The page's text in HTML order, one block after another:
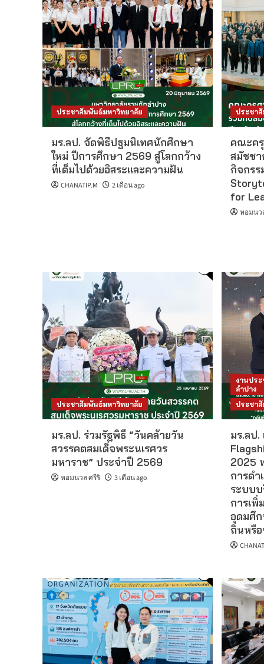
ประชาสัมพันธ์มหาวิทยาลัย
มร.ลป. จัดพิธีปฐมนิเทศนักศึกษา
ใหม่ ปีการศึกษา 2569 สู่โลกกว้าง
ที่เต็มไปด้วยอิสระและความฝัน
CHANATIP.M 2 เดือน ago
ประชา
คณะค
สมัชช
กิจกรร
for
หอมนว
ประชาสัมพันธ์มหาวิทยาลัย
มร.ลป. ร่วมรัฐพิธี “วันคล้ายวัน
สวรรคตสมเด็จพระนเรศวร
มหาราช” ประจำปี 2569
หอมนวล ศรีริ 3 เดือน ago
งานปร
ลำปาง
ประชา
มร.ลป.
2025
การดำ
ระบบบ
การเพิ่
อุดมศึ
ถิ่นหรื